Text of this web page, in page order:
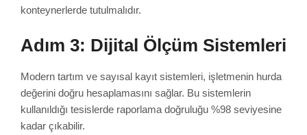
konteynerlerde tutulmalıdır.
Adım 3: Dijital Ölçüm Sistemleri
Modern tartım ve sayısal kayıt sistemleri, işletmenin hurda
değerini doğru hesaplamasını sağlar. Bu sistemlerin
kullanıldığı tesislerde raporlama doğruluğu %98 seviyesine
kadar çıkabilir.